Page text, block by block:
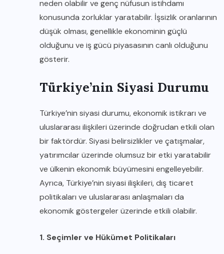
neden olabilir ve genç nüfusun istihdamı
konusunda zorluklar yaratabilir. İşsizlik oranlarının
düşük olması, genellikle ekonominin güçlü
olduğunu ve iş gücü piyasasının canlı olduğunu
gösterir.
Türkiye’nin Siyasi Durumu
Türkiye’nin siyasi durumu, ekonomik istikrarı ve
uluslararası ilişkileri üzerinde doğrudan etkili olan
bir faktördür. Siyasi belirsizlikler ve çatışmalar,
yatırımcılar üzerinde olumsuz bir etki yaratabilir
ve ülkenin ekonomik büyümesini engelleyebilir.
Ayrıca, Türkiye’nin siyasi ilişkileri, dış ticaret
politikaları ve uluslararası anlaşmaları da
ekonomik göstergeler üzerinde etkili olabilir.
1. Seçimler ve Hükümet Politikaları